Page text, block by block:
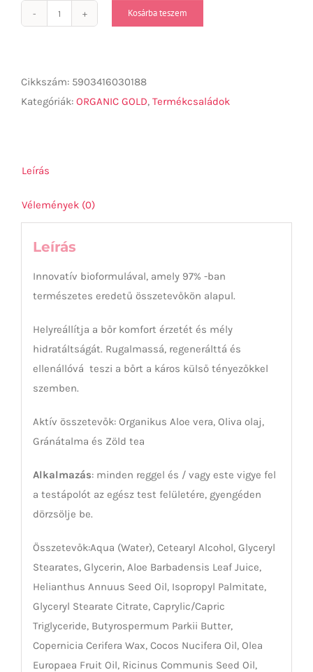
és
tápláló
Kosárba teszem
Cikkszám: 5903416030188
Kategóriák: ORGANIC GOLD, Termékcsaládok
Leírás
Vélemények (0)
Leírás
Innovatív bioformulával, amely 97% -ban
természetes eredetű összetevőkön alapul.
Helyreállítja a bőr komfort érzetét és mély
hidratáltságát. Rugalmassá, regenerálttá és
ellenállóvá teszi a bőrt a káros külső tényezőkkel
szemben.
Aktív összetevők: Organikus Aloe vera, Oliva olaj,
Gránátalma és Zöld tea
Alkalmazás: minden reggel és / vagy este vigye fel
a testápolót az egész test felületére, gyengéden
dörzsölje be.
Összetevők:Aqua (Water), Cetearyl Alcohol, Glyceryl
Stearates, Glycerin, Aloe Barbadensis Leaf Juice,
Helianthus Annuus Seed Oil, Isopropyl Palmitate,
Glyceryl Stearate Citrate, Caprylic/Capric
Triglyceride, Butyrospermum Parkii Butter,
Copernicia Cerifera Wax, Cocos Nucifera Oil, Olea
Europaea Fruit Oil, Ricinus Communis Seed Oil,